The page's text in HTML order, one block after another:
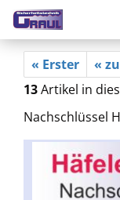
« Erster «
13Artikel in
Nachschlüssel